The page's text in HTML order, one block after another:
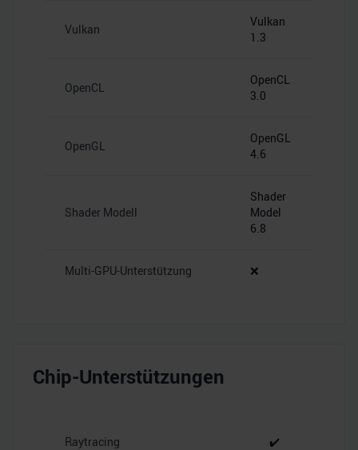
Vulkan
Vulkan
1.3
OpenCL
OpenCL
3.0
OpenGL
OpenGL
4.6
Shader Modell
Shader
Model
6.8
Multi-GPU-Unterstützung ❌
Chip-Unterstützungen
Raytracing ✔️